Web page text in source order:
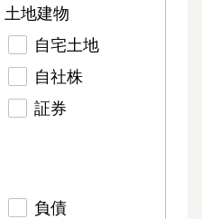
土地建物
自宅土地
自社株
証券
負債